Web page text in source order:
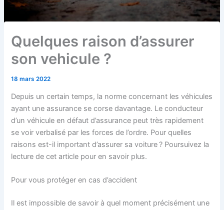
Quelques raison d’assurer
son vehicule ?
18 mars 2022
Depuis un certain temps, la norme concernant les véhicules
ayant une assurance se corse davantage. Le conducteur
d’un véhicule en défaut d’assurance peut très rapidement
se voir verbalisé par les forces de l’ordre. Pour quelles
raisons est-il important d’assurer sa voiture ? Poursuivez la
lecture de cet article pour en savoir plus.
Pour vous protéger en cas d’accident
Il est impossible de savoir à quel moment précisément une